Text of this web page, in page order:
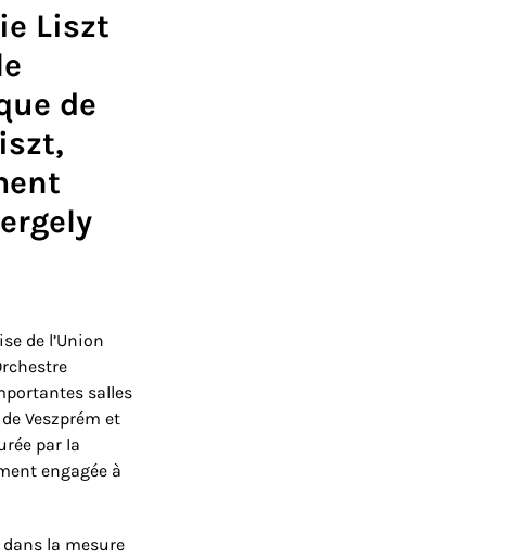
Liszt
de
de l’Union
salles
Veszprém et
par la
engagée à
la mesure